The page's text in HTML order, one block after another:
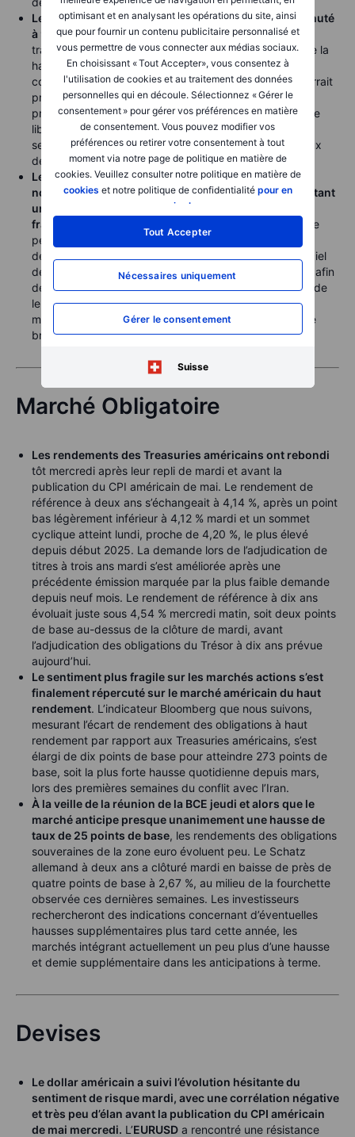
optimisant et en analysant les opérations du site, ainsi
que pour fournir un contenu publicitaire personnalisé et
vous permettre de vous connecter aux médias sociaux.
En choisissant « Tout Accepter», vous consentez à
l'utilisation de cookies et au traitement des données
personnelles qui en découle. Sélectionnez « Gérer le
consentement » pour gérer vos préférences en matière
de consentement. Vous pouvez modifier vos
préférences ou retirer votre consentement à tout
moment via notre page de politique en matière de
cookies. Veuillez consulter notre politique en matière de
cookies et notre politique de confidentialité pour en
savoir plus
Tout Accepter
Nécessaires uniquement
Gérer le consentement
Suisse
Le Brent ne progresse que légèrement après avoir chuté
à 90 USD le baril lors de la séance précédente. Les
traders semblent de plus en plus réticents à poursuivre la
hausse malgré le conflit persistant au Moyen-Orient,
conscients qu’une réouverture du détroit d’Ormuz pourrait
provoquer un afflux temporaire de pétrole brut et de
produits raffinés sur le marché. Cette perspective d’une
libération soudaine d’offre accumulée a tempéré le
sentiment haussier et réduit la sensibilité du marché aux
développements géopolitiques.
Le récent rebond modeste a été déclenché par de
nouvelles attaques américaines et iraniennes, remettant
une fois encore en question un cessez-le-feu déjà
fragile.
Par ailleurs, selon l’API, les stocks américains de
pétrole brut auraient enregistré leur plus forte baisse
depuis septembre avant la publication du rapport officiel
de l’EIA aujourd’hui. Le marché analysera ces données afin
de déterminer si les États-Unis approchent des limites de
leur capacité à compenser les perturbations de l’offre
mondiale grâce à leurs exportations élevées de pétrole
brut et de produits raffinés.
Marché Obligatoire
Les rendements des Treasuries américains ont rebondi
tôt mercredi après leur repli de mardi et avant la
publication du CPI américain de mai. Le rendement de
référence à deux ans s’échangeait à 4,14 %, après un point
bas légèrement inférieur à 4,12 % mardi et un sommet
cyclique atteint lundi, proche de 4,20 %, le plus élevé
depuis début 2025. La demande lors de l’adjudication de
titres à trois ans mardi s’est améliorée après une
précédente émission marquée par la plus faible demande
depuis neuf mois. Le rendement de référence à dix ans
évoluait juste sous 4,54 % mercredi matin, soit deux points
de base au-dessus de la clôture de mardi, avant
l’adjudication des obligations du Trésor à dix ans prévue
aujourd’hui.
Le sentiment plus fragile sur les marchés actions s’est
finalement répercuté sur le marché américain du haut
rendement. L’indicateur Bloomberg que nous suivons,
mesurant l’écart de rendement des obligations à haut
rendement par rapport aux Treasuries américains, s’est
élargi de dix points de base pour atteindre 273 points de
base, soit la plus forte hausse quotidienne depuis mars,
lors des premières semaines du conflit avec l’Iran.
À la veille de la réunion de la BCE jeudi et alors que le
marché anticipe presque unanimement une hausse de
taux de 25 points de base, les rendements des obligations
souveraines de la zone euro évoluent peu. Le Schatz
allemand à deux ans a clôturé mardi en baisse de près de
quatre points de base à 2,67 %, au milieu de la fourchette
observée ces dernières semaines. Les investisseurs
rechercheront des indications concernant d’éventuelles
hausses supplémentaires plus tard cette année, les
marchés intégrant actuellement un peu plus d’une hausse
et demie supplémentaire dans les anticipations à terme.
Devises
Le dollar américain a suivi l’évolution hésitante du
sentiment de risque mardi, avec une corrélation négative
et très peu d’élan avant la publication du CPI américain
de mai mercredi. L’EURUSD a rencontré une résistance